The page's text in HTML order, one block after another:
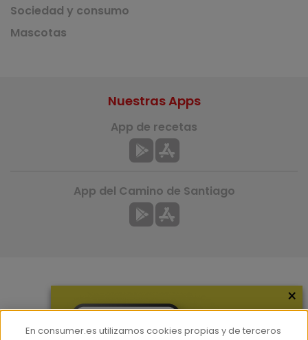
Sociedad y consumo
Mascotas
Nuestras Apps
App de recetas
App del Camino de Santiago
×
En consumer.es utilizamos cookies propias y de terceros